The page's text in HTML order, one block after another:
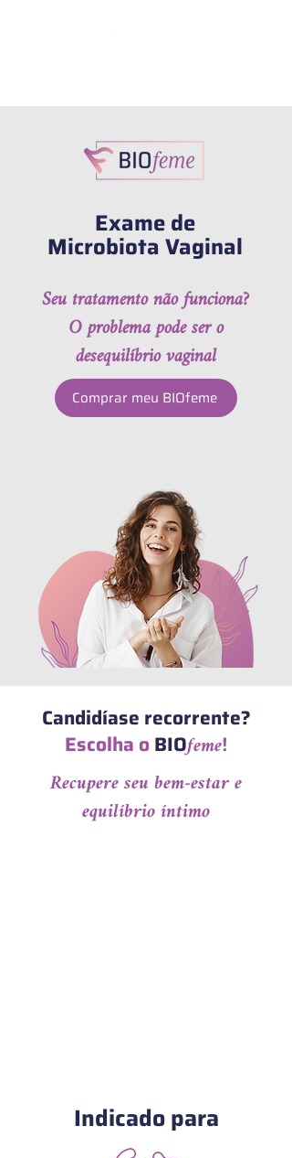
Exame de
Microbiota Vaginal
Seu tratamento não funciona?
O problema pode ser o
desequilíbrio vaginal
Comprar meu BIOfeme
Candidíase recorrente?
Escolha o BIOfeme!
Recupere seu bem-estar e
equilíbrio íntimo
Indicado para